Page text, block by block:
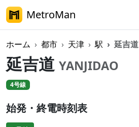
MetroMan
ホーム 都市 天津 駅 延吉道
延吉道 YANJIDAO
4号線
始発・終電時刻表